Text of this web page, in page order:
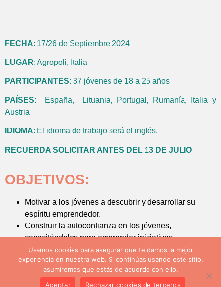
FECHA: 17/26 de Septiembre 2024
LUGAR: Agropoli, Italia
PARTICIPANTES: 37 jóvenes de 18 a 25 años
PAÍSES: España, Lituania, Portugal, Rumanía, Italia y
Austria
IDIOMA: El idioma de trabajo será el inglés.
RECUERDA SOLICITAR ANTES DEL 13 DE JULIO
OBJETIVOS:
Motivar a los jóvenes a descubrir y desarrollar su
espíritu emprendedor.
Construir la autoconfianza en los jóvenes,
capacitándolos para emprender iniciativas
empresariales.
Mejorar las habilidades versátiles de los jóvenes para
hacer más exitosa su experiencia emprendedora.
Introducir y capacitar a los jóvenes en habilidades
Usamos cookies para asegurar que te damos la mejor
experiencia en nuestra web. Si continúas usando este sitio,
asumiremos que estás de acuerdo con ello.
Aceptar
Rechazar cookies de terceros